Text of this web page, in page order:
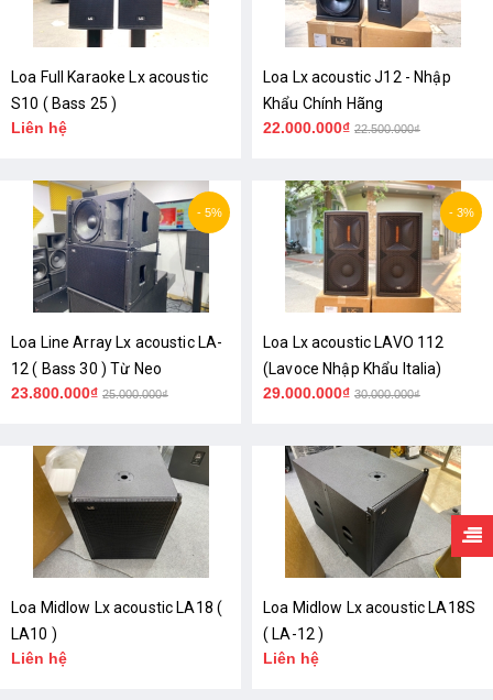
Loa Full Karaoke Lx acoustic
S10 ( Bass 25 )
Liên hệ
Loa Lx acoustic J12 - Nhập
Khẩu Chính Hãng
22.000.000₫ 22.500.000₫
- 5%
Loa Line Array Lx acoustic LA-
12 ( Bass 30 ) Từ Neo
23.800.000₫ 25.000.000₫
- 3%
Loa Lx acoustic LAVO 112
(Lavoce Nhập Khẩu Italia)
29.000.000₫ 30.000.000₫
Loa Midlow Lx acoustic LA18 (
LA10 )
Liên hệ
Loa Midlow Lx acoustic LA18S
( LA-12 )
Liên hệ